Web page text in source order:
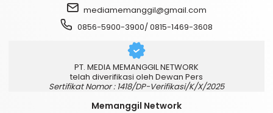
mediamemanggil@gmail.com
0856-5900-3900/ 0815-1469-3608
PT. MEDIA MEMANGGIL NETWORK
telah diverifikasi oleh Dewan Pers
Sertifikat Nomor : 1418/DP-Verifikasi/K/X/2025
Memanggil Network